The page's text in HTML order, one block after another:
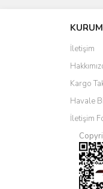
İletişim
Kargo
Havale
İletişim